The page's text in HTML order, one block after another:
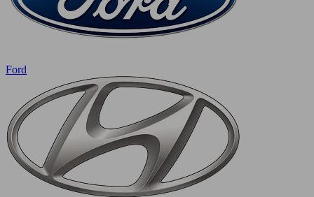
Ford